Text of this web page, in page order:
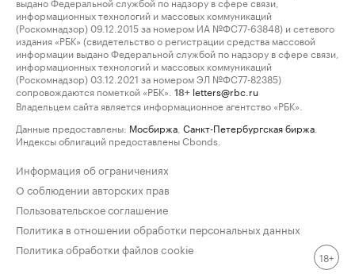
информационных технологий и массовых коммуникаций
(Роскомнадзор) 09.12.2015 за номером ИА №ФС77-63848) и сетевого
издания «РБК» (свидетельство о регистрации средства массовой
информации выдано Федеральной службой по надзору в сфере связи,
информационных технологий и массовых коммуникаций
(Роскомнадзор) 03.12.2021 за номером ЭЛ №ФС77-82385)
сопровождаются пометкой «РБК».
18+ letters@rbc.ru
Владельцем сайта является информационное агентство «РБК».
Данные предоставлены: Мосбиржа Санкт-Петербургская биржа
Индексы облигаций предоставлены Cbonds.
Информация об ограничениях
О соблюдении авторских прав
Пользовательское соглашение
Политика в отношении обработки персональных данных
Политика обработки файлов cookie
18+